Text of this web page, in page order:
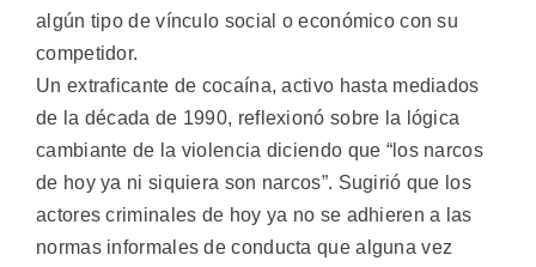
algún tipo de vínculo social o económico con su
competidor.
Un extraficante de cocaína, activo hasta mediados
de la década de 1990, reflexionó sobre la lógica
cambiante de la violencia diciendo que “los narcos
de hoy ya ni siquiera son narcos”. Sugirió que los
actores criminales de hoy ya no se adhieren a las
normas informales de conducta que alguna vez